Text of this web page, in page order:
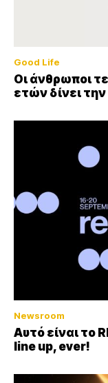
Good Life
Οι άνθρωποι
ετών δίνει
Newsroom
Αυτό είναι το
line up, ever!